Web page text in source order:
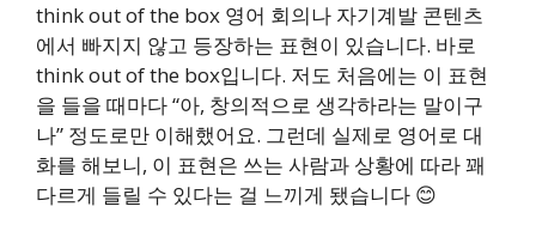
think out of the box 영어 회의나 자기계발 콘텐츠
에서 빠지지 않고 등장하는 표현이 있습니다. 바로
think out of the box입니다. 저도 처음에는 이 표현
을 들을 때마다 “아, 창의적으로 생각하라는 말이구
나” 정도로만 이해했어요. 그런데 실제로 영어로 대
화를 해보니, 이 표현은 쓰는 사람과 상황에 따라 꽤
다르게 들릴 수 있다는 걸 느끼게 됐습니다 😊